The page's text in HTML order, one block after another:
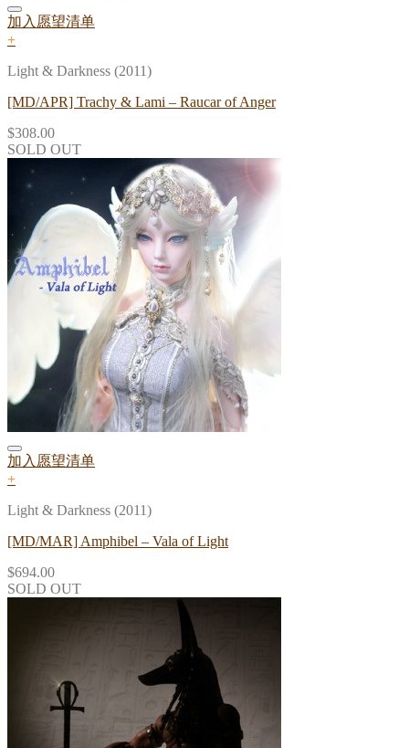
加入愿望清单
+
Light & Darkness (2011)
[MD/APR] Trachy & Lami – Raucar of Anger
$308.00
SOLD OUT
加入愿望清单
+
Light & Darkness (2011)
[MD/MAR] Amphibel – Vala of Light
$694.00
SOLD OUT